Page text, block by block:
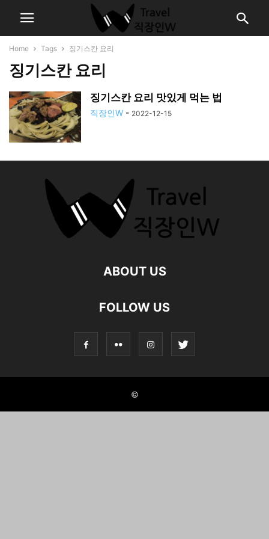
Home Tags 징기스칸 요리
징기스칸 요리
징기스칸 요리 맛있게 먹는 법
직장인W - 2022-12-15
ABOUT US
FOLLOW US
©